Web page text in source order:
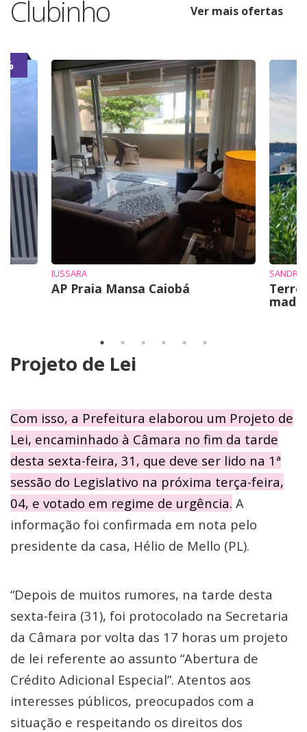
Clubinho Ver mais ofertas
JUSSARA
AP Praia Mansa Caiobá
mad
Projeto de Lei
Com isso, a Prefeitura elaborou um Projeto de
Lei, encaminhado à Câmara no fim da tarde
desta sexta-feira, 31, que deve ser lido na 1ª
sessão do Legislativo na próxima terça-feira,
04, e votado em regime de urgência. A
informação foi confirmada em nota pelo
presidente da casa, Hélio de Mello (PL).
“Depois de muitos rumores, na tarde desta
sexta-feira (31), foi protocolado na Secretaria
da Câmara por volta das 17 horas um projeto
de lei referente ao assunto “Abertura de
Crédito Adicional Especial”. Atentos aos
interesses públicos, preocupados com a
situação e respeitando os direitos dos